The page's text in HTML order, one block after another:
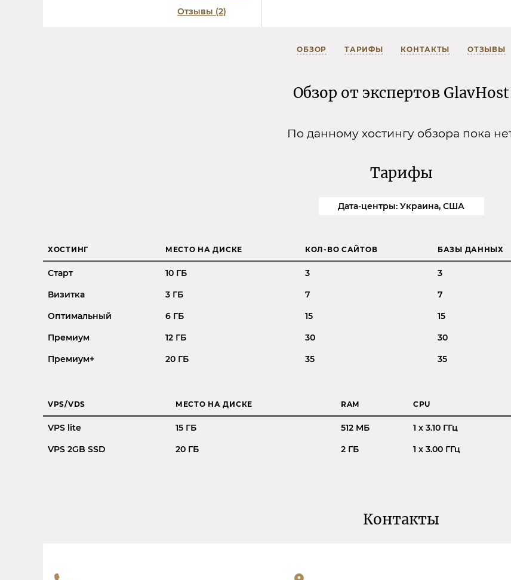
Отзывы (2)
ОБЗОР ТАРИФЫ КОНТАКТЫ ОТЗЫВЫ
Обзор от экспертов GlavHost
По данному хостингу обзора пока
Тарифы
Дата-центры: Украина, США
ХОСТИНГ МЕСТО НА ДИСКЕ КОЛ-ВО САЙТОВ БАЗЫ ДАННЫХ
Старт 10 ГБ 3 3
Визитка
3 ГБ 7 7
Оптимальный
6 ГБ 15 15
Премиум
12 ГБ 30 30
Премиум+
20 ГБ 35 35
VPS/VDS МЕСТО НА ДИСКЕ RAM CPU
VPS lite 15 ГБ 512 MБ 1 x 3.10 ГГц
VPS 2GB SSD
20 ГБ 2 ГБ 1 x 3.00 ГГц
Контакты